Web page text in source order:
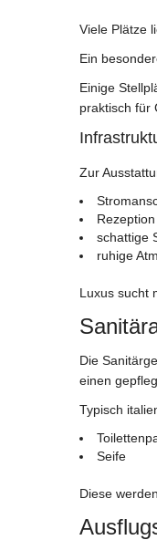
Viele Plätze
Ein
Einige
praktisch für
Zur
Rezeption
schattige
ruhige
Luxus sucht
Die
einen
Typisch
Seife
Diese